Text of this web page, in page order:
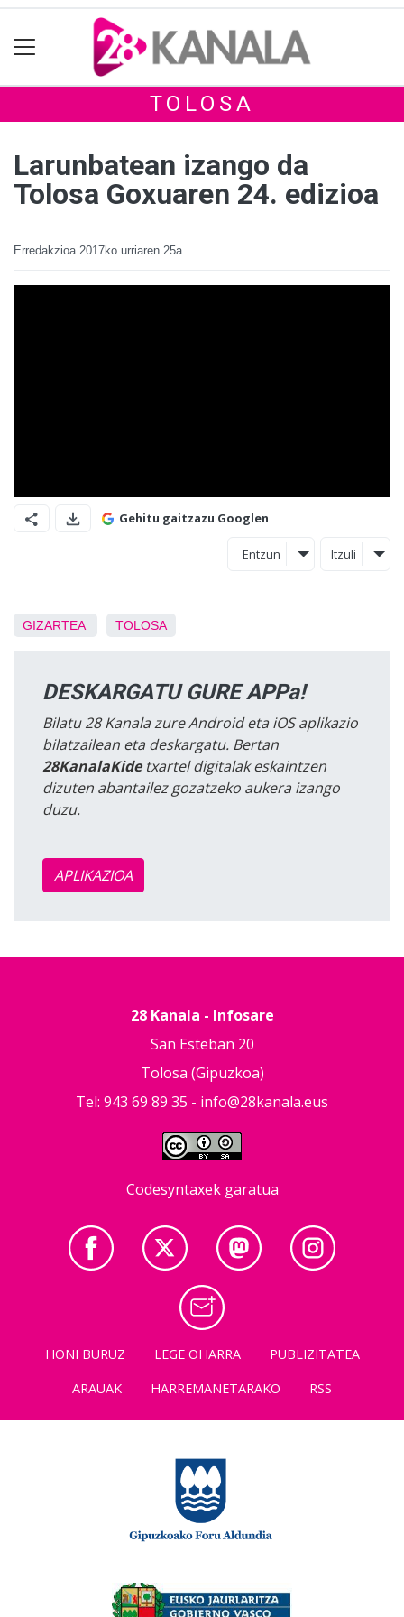
TOLOSA
Larunbatean izango da
Tolosa Goxuaren 24. edizioa
Erredakzioa 2017ko urriaren 25a
Gehitu gaitzazu Googlen
Entzun Itzuli
GIZARTEA TOLOSA
DESKARGATU GURE APPa!
Bilatu 28 Kanala zure Android eta iOS aplikazio
bilatzailean eta deskargatu. Bertan
28KanalaKidetxartel digitalak eskaintzen
dizuten abantailez gozatzeko aukera izango
duzu.
APLIKAZIOA
28 Kanala - Infosare
San Esteban 20
Tolosa (Gipuzkoa)
Tel: 943 69 89 35 - info@28kanala.eus
Codesyntaxek garatua
HONI BURUZ LEGE OHARRA
PUBLIZITATEA
ARAUAK
HARREMANETARAKO RSS